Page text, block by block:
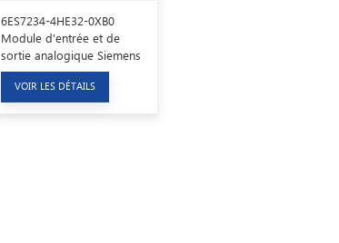
6ES7234-4HE32-0XB0
Module d'entrée et de
sortie analogique Siemens
Plc SM1234
VOIR LES DÉTAILS